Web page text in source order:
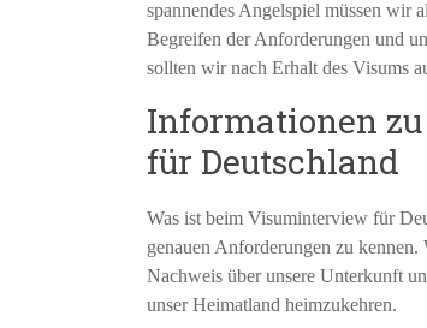
spannendes Angelspiel müssen wir
Begreifen der Anforderungen und
sollten wir nach Erhalt des Visums
Informationen
für Deutschland
Was ist beim Visuminterview für
genauen Anforderungen zu kennen.
Nachweis über unsere Unterkunft
unser Heimatland heimzukehren.